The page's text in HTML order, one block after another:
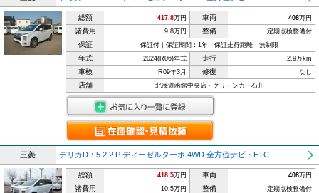
総額 417.8万円 車両 408万円
諸費用 9.8万円 整備 定期点検整備付
保証 保証付｜保証期間：1年｜保証走行距離：無制限
年式 2024(R06)年式 走行 2.9万km
車検 R09年3月 修復 なし
店舗 北海道函館中央店・クリーンカー石川
三菱 デリカD：5 2.2 P ディーゼルターボ 4WD 全方位ナビ・ETC
総額 418.5万円 車両 408万円
諸費用 10.5万円 整備 定期点検整備付